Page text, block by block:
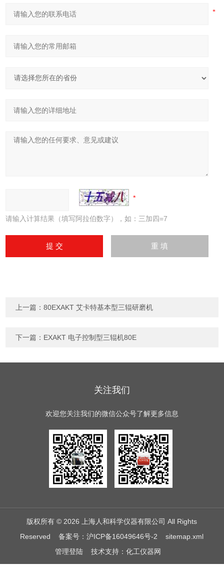
请输入计算结果（填写阿拉伯数字），如：三加四=7
上一篇：80EXAKT 艾卡特基本型三辊研磨机
下一篇： EXAKT 电子控制型三辊机80E
关注我们
欢迎您关注我们的微信公众号了解更多信息
版权所有 © 2026 上海人和科学仪器有限公司 All Rights
Reserved备案号：沪ICP备16049646号-2
sitemap.xml
管理登陆技术支持： 化工仪器网